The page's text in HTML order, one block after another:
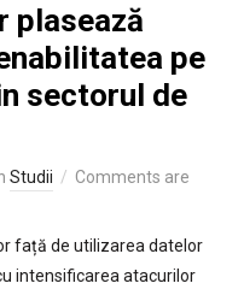
plasează
pe
sectorul de
Studii
Comments are
față de utilizarea datelor
intensificarea atacurilor